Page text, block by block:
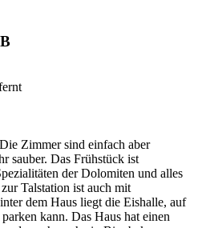
Zimmer sind einfach aber
sauber. Das Frühstück ist
der Dolomiten und alles
Talstation ist auch mit
dem Haus liegt die Eishalle, auf
kann. Das Haus hat einen